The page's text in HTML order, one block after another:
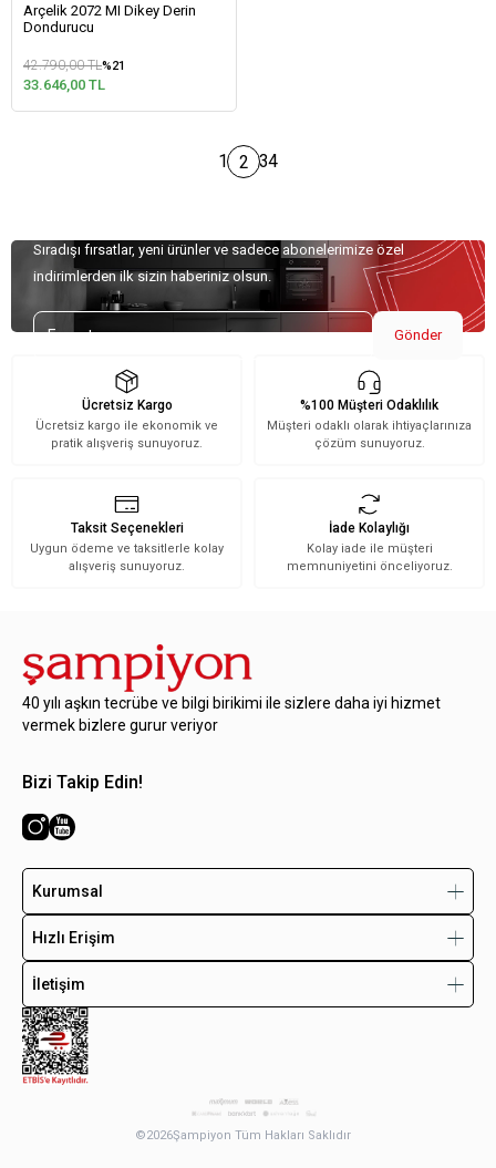
Arçelik 2072 MI Dikey Derin
Dondurucu
42.790,00 TL%21
33.646,00 TL
1 2 34
Sıradışı fırsatlar, yeni ürünler ve sadece abonelerimize özel
indirimlerden ilk sizin haberiniz olsun.
Gönder
Ücretsiz Kargo
Ücretsiz kargo ile ekonomik ve
pratik alışveriş sunuyoruz.
%100 Müşteri Odaklılık
Müşteri odaklı olarak ihtiyaçlarınıza
çözüm sunuyoruz.
Taksit Seçenekleri
Uygun ödeme ve taksitlerle kolay
alışveriş sunuyoruz.
İade Kolaylığı
Kolay iade ile müşteri
memnuniyetini önceliyoruz.
40 yılı aşkın tecrübe ve bilgi birikimi ile sizlere daha iyi hizmet
vermek bizlere gurur veriyor
Bizi Takip Edin!
Kurumsal
Hızlı Erişim
İletişim
©2026Şampiyon Tüm Hakları Saklıdır